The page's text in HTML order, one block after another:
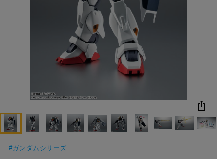
ー
ワ
ド
# ガンダムシリーズ